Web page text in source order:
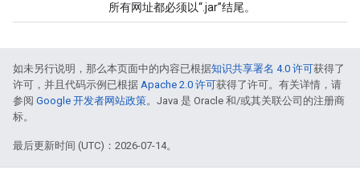
所有网址都必须以“.jar”结尾。
如未另行说明，那么本页面中的内容已根据知识共享署名 4.0 许可获得了
许可，并且代码示例已根据 Apache 2.0 许可获得了许可。有关详情，请
参阅 Google 开发者网站政策。Java 是 Oracle 和/或其关联公司的注册商
标。
最后更新时间 (UTC)：2026-07-14。